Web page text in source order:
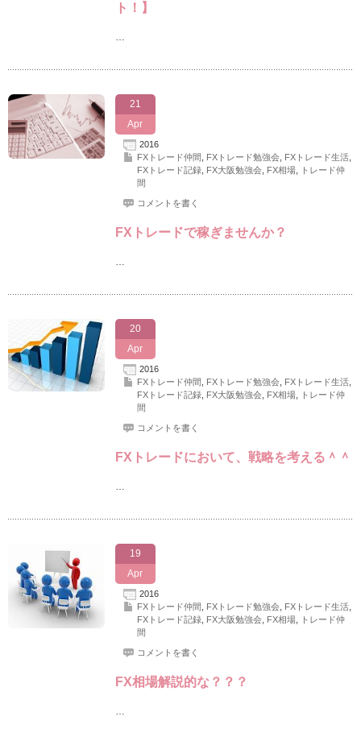
ト！】
…
21
Apr
2016
FXトレード仲間
FXトレード勉強会, FXトレード生活,
FXトレード記録, FX大阪勉強会, FX相場,
トレード仲
間
コメントを書く
FXトレードで稼ぎませんか？
…
20
Apr
2016
FXトレード仲間
FXトレード勉強会, FXトレード生活,
FXトレード記録, FX大阪勉強会, FX相場,
トレード仲
間
コメントを書く
FXトレードにおいて、戦略を考える＾＾
…
19
Apr
2016
FXトレード仲間
FXトレード勉強会, FXトレード生活,
FXトレード記録, FX大阪勉強会, FX相場,
トレード仲
間
コメントを書く
FX相場解説的な？？？
…